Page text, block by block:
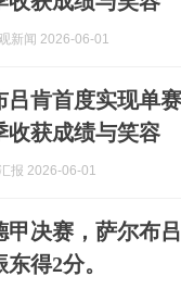
观新闻 2026-06-01
吕肯首度实现单
收获成绩与笑容
报 2026-06-01
甲决赛，萨尔布
得2分。